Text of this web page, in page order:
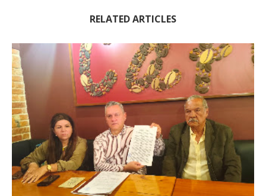
RELATED ARTICLES